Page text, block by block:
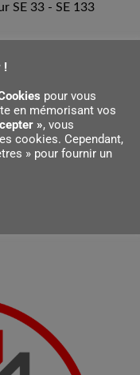
SE 33 - SE 133
!
pour vous
en mémorisant vos
», vous
cookies. Cependant,
» pour fournir un